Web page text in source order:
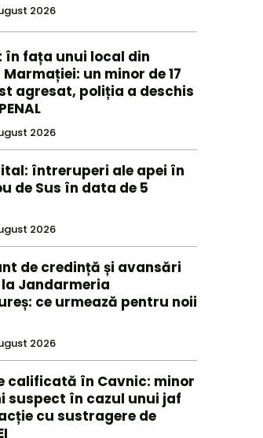
2026
în fața unui local din
un minor de 17
agresat, poliția a deschis
2026
întreruperi ale apei în
de Sus în data de 5
2026
de credință și avansări
Jandarmeria
ce urmează pentru noii
2026
calificată în Cavnic: minor
suspect în cazul unui jaf
cu sustragere de